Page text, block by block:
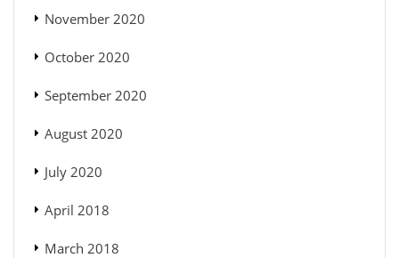
November 2020
October 2020
September 2020
August 2020
July 2020
April 2018
March 2018